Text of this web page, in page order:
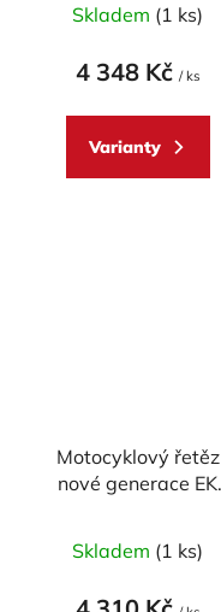
Skladem (1 ks)
4 348 Kč / ks
Varianty
Motocyklový řetěz
nové generace EK
Skladem (1 ks)